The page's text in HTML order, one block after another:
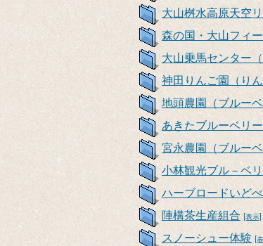
大山桝水高原天空
森の国・大山フィ
大山乗馬センター（
神田りんご園（りん
地頭農園（ブルーベ
あきたブルーベリ
宮永農園（ブルーベ
小林観光ブル－ベ
ハーブロードいど
陣構茶生産組合 [表示]
スノーシュー体験 [